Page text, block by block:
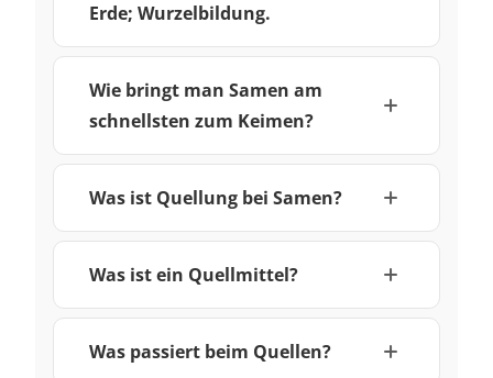
Erde; Wurzelbildung.
Wie bringt man Samen am
schnellsten zum Keimen?
Was ist Quellung bei Samen?
Was ist ein Quellmittel?
Was passiert beim Quellen?